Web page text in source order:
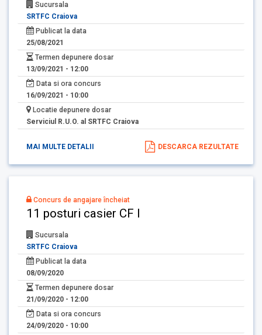
Sucursala
SRTFC Craiova
Publicat la data
25/08/2021
Termen depunere dosar
13/09/2021 - 12:00
Data si ora concurs
16/09/2021 - 10:00
Locatie depunere dosar
Serviciul R.U.O. al SRTFC Craiova
MAI MULTE DETALII DESCARCA REZULTATE
Concurs de angajare încheiat
11 posturi casier CF I
Sucursala
SRTFC Craiova
Publicat la data
08/09/2020
Termen depunere dosar
21/09/2020 - 12:00
Data si ora concurs
24/09/2020 - 10:00